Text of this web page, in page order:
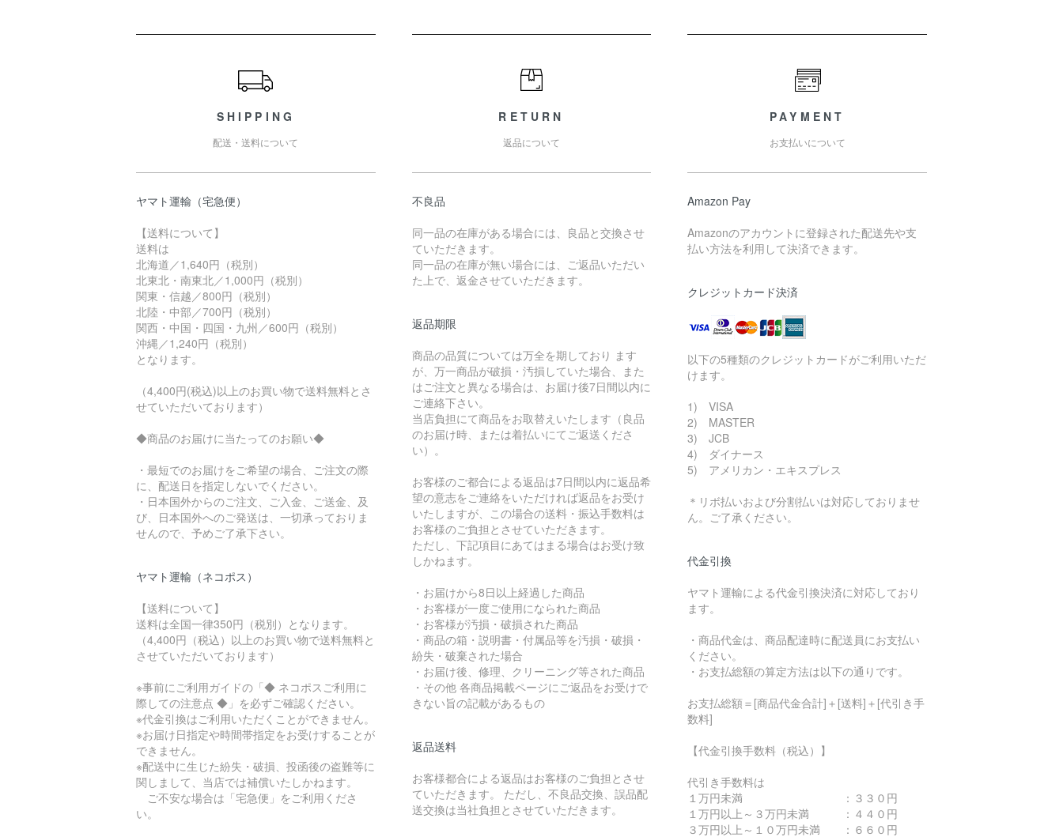
SHIPPING
配送・送料について
ヤマト運輸（宅急便）
【送料について】
送料は
北海道／1,640円（税別）
北東北・南東北／1,000円（税別）
関東・信越／800円（税別）
北陸・中部／700円（税別）
関西・中国・四国・九州／600円（税別）
沖縄／1,240円（税別）
となります。
（4,400円(税込)以上のお買い物で送料無料とさ
せていただいております）
◆商品のお届けに当たってのお願い◆
・最短でのお届けをご希望の場合、ご注文の際
に、配送日を指定しないでください。
・日本国外からのご注文、ご入金、ご送金、及
び、日本国外へのご発送は、一切承っておりま
せんので、予めご了承下さい。
ヤマト運輸（ネコポス）
【送料について】
送料は全国一律350円（税別）となります。
（4,400円（税込）以上のお買い物で送料無料と
させていただいております）
※事前にご利用ガイドの「◆ ネコポスご利用に
際しての注意点 ◆」を必ずご確認ください。
※代金引換はご利用いただくことができません。
※お届け日指定や時間帯指定をお受けすることが
できません。
※配送中に生じた紛失・破損、投函後の盗難等に
関しまして、当店では補償いたしかねます。
ご不安な場合は「宅急便」をご利用くださ
い。
RETURN
返品について
不良品
同一品の在庫がある場合には、良品と交換させ
ていただきます。
同一品の在庫が無い場合には、ご返品いただい
た上で、返金させていただきます。
返品期限
商品の品質については万全を期しており ます
が、万一商品が破損・汚損していた場合、また
はご注文と異なる場合は、お届け後7日間以内に
ご連絡下さい。
当店負担にて商品をお取替えいたします（良品
のお届け時、または着払いにてご返送くださ
い）。
お客様のご都合による返品は7日間以内に返品希
望の意志をご連絡をいただければ返品をお受け
いたしますが、この場合の送料・振込手数料は
お客様のご負担とさせていただきます。
ただし、下記項目にあてはまる場合はお受け致
しかねます。
・お届けから8日以上経過した商品
・お客様が一度ご使用になられた商品
・お客様が汚損・破損された商品
・商品の箱・説明書・付属品等を汚損・破損・
紛失・破棄された場合
・お届け後、修理、クリーニング等された商品
・その他 各商品掲載ページにご返品をお受けで
きない旨の記載があるもの
返品送料
お客様都合による返品はお客様のご負担とさせ
ていただきます。 ただし、不良品交換、誤品配
送交換は当社負担とさせていただきます。
PAYMENT
お支払いについて
Amazon Pay
Amazonのアカウントに登録された配送先や支
払い方法を利用して決済できます。
クレジットカード決済
以下の5種類のクレジットカードがご利用いただ
けます。
1) VISA
2) MASTER
3) JCB
4) ダイナース
5) アメリカン・エキスプレス
＊リボ払いおよび分割払いは対応しておりませ
ん。ご了承ください。
代金引換
ヤマト運輸による代金引換決済に対応しており
ます。
・商品代金は、商品配達時に配送員にお支払い
ください。
・お支払総額の算定方法は以下の通りです。
お支払総額＝[商品代金合計]＋[送料]＋[代引き手
数料]
【代金引換手数料（税込）】
代引き手数料は
１万円未満 ：３３０円
１万円以上～３万円未満 ：４４０円
３万円以上～１０万円未満 ：６６０円